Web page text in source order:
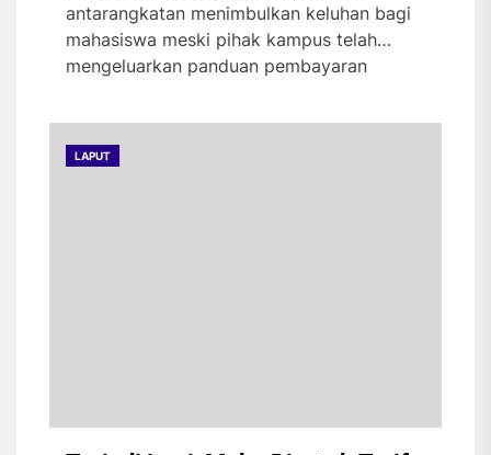
antarangkatan menimbulkan keluhan bagi
mahasiswa meski pihak kampus telah
mengeluarkan panduan pembayaran
LAPUT